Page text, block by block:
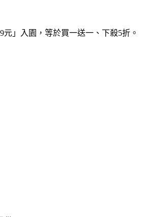
」入園，等於買一送一、下殺5折。